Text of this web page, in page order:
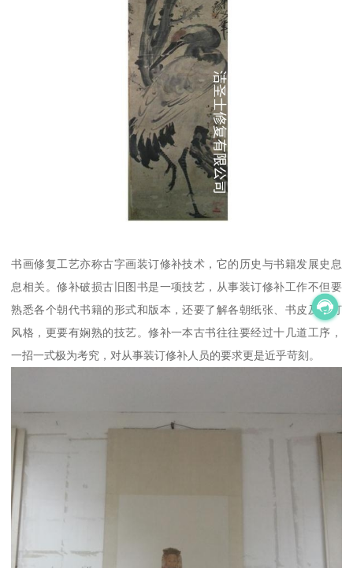
书画修复工艺亦称古字画装订修补技术，它的历史与书籍发展史息
息相关。修补破损古旧图书是一项技艺，从事装订修补工作不但要
熟悉各个朝代书籍的形式和版本，还要了解各朝纸张、书皮及装订
风格，更要有娴熟的技艺。修补一本古书往往要经过十几道工序，
一招一式极为考究，对从事装订修补人员的要求更是近乎苛刻。